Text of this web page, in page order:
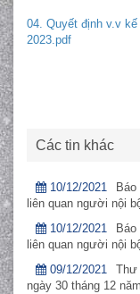
04. Quyết định v.v
2023.pdf
Các tin khác
10/12/2021
liên quan người nội
10/12/2021
liên quan người nội
09/12/2021
Thư
ngày 30 tháng 12